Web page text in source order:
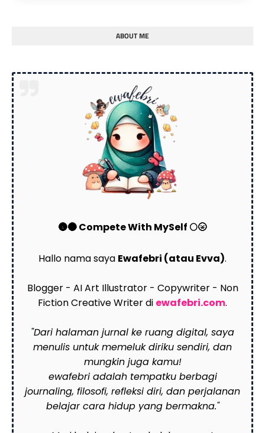
ABOUT ME
🌚🌑 Compete With MySelf 🌕🌝
Hallo nama saya Ewafebri (atau Evva).
Blogger - AI Art Illustrator - Copywriter - Non
Fiction Creative Writer di ewafebri.com.
"Dari halaman jurnal ke ruang digital, saya
menulis untuk memeluk diriku sendiri, dan
mungkin juga kamu!
ewafebri adalah tempatku berbagi
journaling, filosofi, refleksi diri, dan perjalanan
belajar cara hidup yang bermakna."